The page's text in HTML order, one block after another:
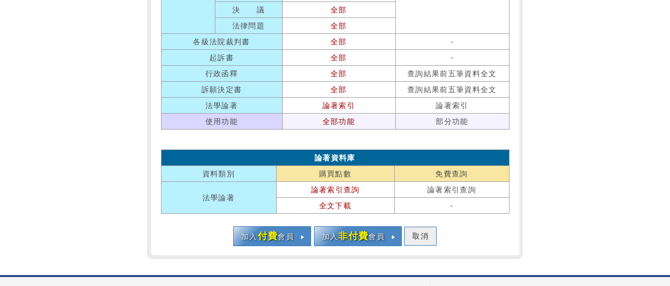
決 議
全部
法律問題
全部
各級法院裁判書
全部
-
起訴書
全部
-
行政函釋
全部
查詢結果前五筆資料全文
訴願決定書
全部
查詢結果前五筆資料全文
法學論著
論著索引
論著索引
使用功能
全部功能 部分功能
論著資料庫
資料類別
購買點數 免費查詢
法學論著
論著索引查詢
論著索引查詢
全文下載
-
加入付費會員 加入非付費會員 取消